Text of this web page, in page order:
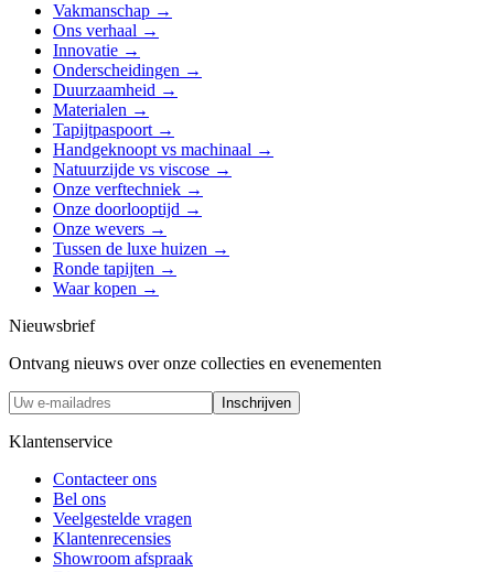
Vakmanschap →
Ons verhaal →
Innovatie →
Onderscheidingen →
Duurzaamheid →
Materialen →
Tapijtpaspoort→
Handgeknoopt vs machinaal →
Natuurzijde vs viscose →
Onze verftechniek →
Onze doorlooptijd →
Onze wevers →
Tussen de luxe huizen →
Ronde tapijten →
Waar kopen →
Nieuwsbrief
Ontvang nieuws over onze collecties en evenementen
Inschrijven
Klantenservice
Contacteer ons
Bel ons
Veelgestelde vragen
Klantenrecensies
Showroom afspraak